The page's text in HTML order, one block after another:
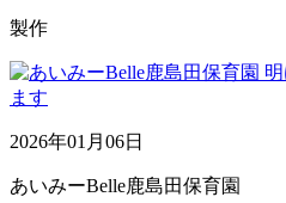
製作
2026年01月06日
あいみーBelle鹿島田保育園